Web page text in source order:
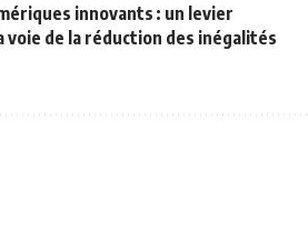
innovants : un levier
de la réduction des inégalités